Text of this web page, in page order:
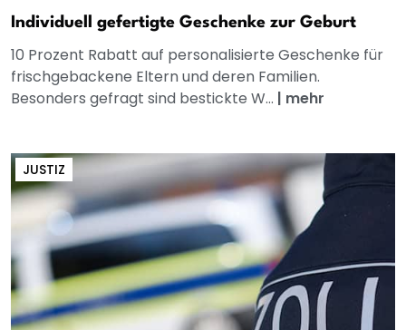
Individuell gefertigte Geschenke zur Geburt
10 Prozent Rabatt auf personalisierte Geschenke für
frischgebackene Eltern und deren Familien.
Besonders gefragt sind bestickte W... | mehr
JUSTIZ